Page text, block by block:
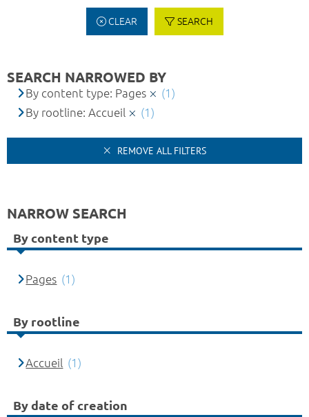
CLEAR SEARCH
SEARCH NARROWED BY
By content type: Pages
(1)
By rootline: Accueil
(1)
REMOVE ALL FILTERS
NARROW SEARCH
By content type
Pages (1)
By rootline
Accueil (1)
By date of creation